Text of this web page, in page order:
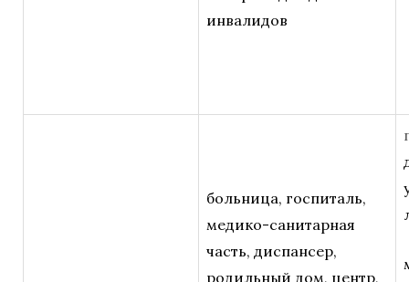
инвалидов
больница, госпиталь,
медико-санитарная
часть, диспансер,
родильный дом, центр,